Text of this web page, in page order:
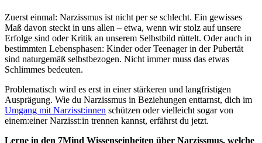
Zuerst einmal: Narzissmus ist nicht per se schlecht. Ein gewisses
Maß davon steckt in uns allen – etwa, wenn wir stolz auf unsere
Erfolge sind oder Kritik an unserem Selbstbild rüttelt. Oder auch in
bestimmten Lebensphasen: Kinder oder Teenager in der Pubertät
sind naturgemäß selbstbezogen. Nicht immer muss das etwas
Schlimmes bedeuten.
Problematisch wird es erst in einer stärkeren und langfristigen
Ausprägung. Wie du Narzissmus in Beziehungen enttarnst, dich im
Umgang mit Narzisst:innen schützen oder vielleicht sogar von
einem:einer Narzisst:in trennen kannst, erfährst du jetzt.
Lerne in den 7Mind Wissenseinheiten über Narzissmus, welche